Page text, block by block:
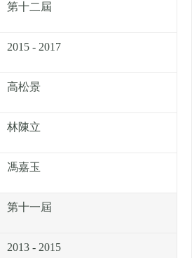
第十二屆
2015 - 2017
高松景
林陳立
馮嘉玉
第十一屆
2013 - 2015